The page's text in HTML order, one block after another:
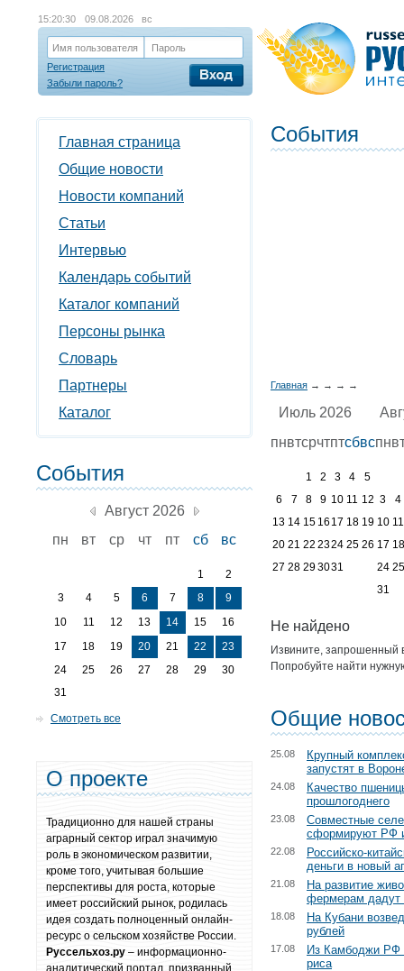
15:20:31 09.08.2026 вс
Имя пользователя
Пароль
Регистрация
Забыли пароль?
События
Главная → → → →
Июль 2026
пнвтсрчтптсбвс
1 2 3 4
5
6
7 8 9 10 11 12
13 14 15 16 17 18 19
20 21 22 2324 25 26
27 28 293031
пн
3
4
10 11
17 18
24 25
31
Не найдено
Извините, запрошенный
Попробуйте найти
Общие
Крупный
запустят в
25.08
Качество
прошлогоднего
24.08
Совместные
сформируют РФ
23.08
Российско-
деньги в новый
22.08
На развитие
фермерам дадут
21.08
На Кубани
рублей
18.08
Из Камбоджи РФ
риса
17.08
Главная страница
Общие новости
Новости компаний
Статьи
Интервью
Календарь событий
Каталог компаний
Персоны рынка
Словарь
Партнеры
Каталог
События
Август 2026
пн
вт ср чт пт сб вс
1
2
3
4 5 6 7 8
9
10
11 12 13 14 15
16
17
18 19 20 21 22
23
24
25 26 27 28 29
30
31
Смотреть все
О проекте
Традиционно для нашей страны
аграрный сектор играл значимую
роль в экономическом развитии,
кроме того, учитывая большие
перспективы для роста, которые
имеет российский рынок, родилась
идея создать полноценный онлайн-
ресурс о сельском хозяйстве России.
Руссельхоз.ру – информационно-
аналитический портал, призванный